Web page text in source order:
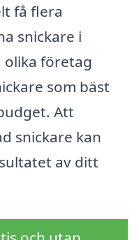
få flera
snickare i
olika företag
som bäst
Att
snickare kan
av ditt